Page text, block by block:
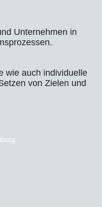
Unternehmen in
wie auch individuelle
von Zielen und